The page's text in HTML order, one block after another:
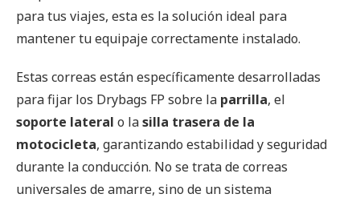
para tus viajes, esta es la solución ideal para
mantener tu equipaje correctamente instalado.
Estas correas están específicamente desarrolladas
para fijar los Drybags FP sobre la parrilla, el
soporte lateral o lasilla trasera de la
motocicleta, garantizando estabilidad y seguridad
durante la conducción. No se trata de correas
universales de amarre, sino de un sistema